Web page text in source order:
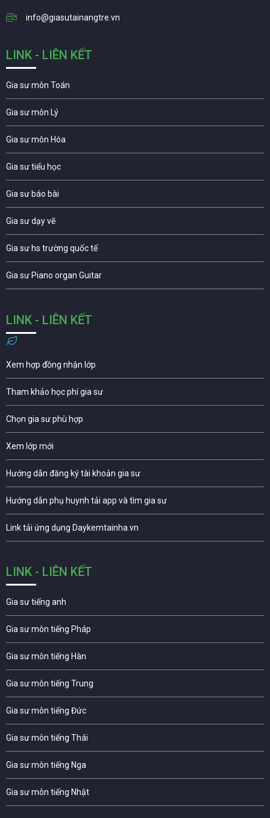
info@giasutainangtre.vn
LINK - LIÊN KẾT
Gia sư môn Toán
Gia sư môn Lý
Gia sư môn Hóa
Gia sư tiểu học
Gia sư báo bài
Gia sư dạy vẽ
Gia sư hs trường quốc tế
Gia sư Piano organ Guitar
LINK - LIÊN KẾT
Xem hợp đồng nhận lớp
Tham khảo học phí gia sư
Chọn gia sư phù hợp
Xem lớp mới
Hướng dẫn đăng ký tài khoản gia sư
Hướng dẫn phụ huynh tải app và tìm gia sư
Link tải ứng dụng Daykemtainha.vn
LINK - LIÊN KẾT
Gia sư tiếng anh
Gia sư môn tiếng Pháp
Gia sư môn tiếng Hàn
Gia sư môn tiếng Trung
Gia sư môn tiếng Đức
Gia sư môn tiếng Thái
Gia sư môn tiếng Nga
Gia sư môn tiếng Nhật